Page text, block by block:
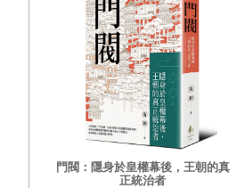
門閥：隱身於皇權幕後，王朝的真
正統治者